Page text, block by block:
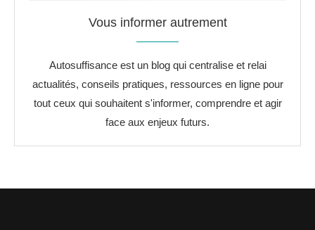
Vous informer autrement
Autosuffisance est un blog qui centralise et relai
actualités, conseils pratiques, ressources en ligne pour
tout ceux qui souhaitent s'informer, comprendre et agir
face aux enjeux futurs.